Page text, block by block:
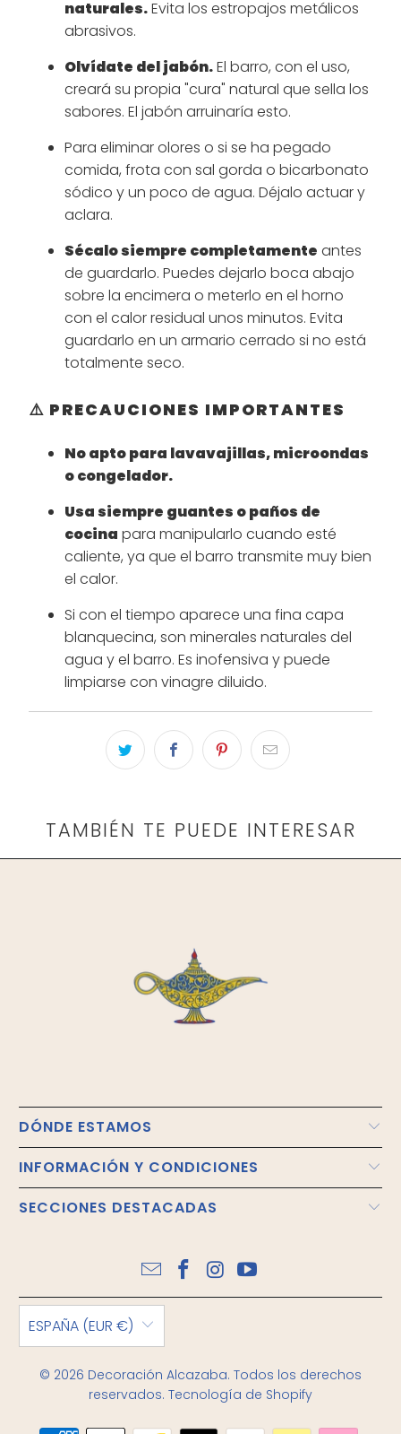
naturales.Evita los estropajos metálicos
abrasivos.
Olvídate del jabón.El barro, con el uso,
creará su propia "cura" natural que sella los
sabores. El jabón arruinaría esto.
Para eliminar olores o si se ha pegado
comida, frota con sal gorda o bicarbonato
sódico y un poco de agua. Déjalo actuar y
aclara.
Sécalo siempre completamente antes
de guardarlo. Puedes dejarlo boca abajo
sobre la encimera o meterlo en el horno
con el calor residual unos minutos. Evita
guardarlo en un armario cerrado si no está
totalmente seco.
⚠️ PRECAUCIONES IMPORTANTES
No apto para lavavajillas, microondas
o congelador.
Usa siempre guantes o paños de
cocina para manipularlo cuando esté
caliente, ya que el barro transmite muy bien
el calor.
Si con el tiempo aparece una fina capa
blanquecina, son minerales naturales del
agua y el barro. Es inofensiva y puede
limpiarse con vinagre diluido.
TAMBIÉN TE PUEDE INTERESAR
DÓNDE ESTAMOS
INFORMACIÓN Y CONDICIONES
SECCIONES DESTACADAS
ESPAÑA (EUR €)
© 2026 Decoración Alcazaba. Todos los derechos
reservados. Tecnología de Shopify